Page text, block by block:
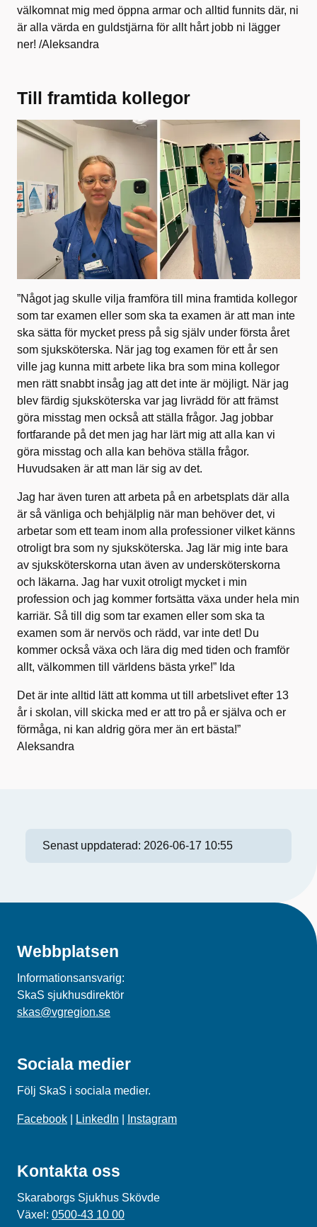
välkomnat mig med öppna armar och alltid funnits där, ni
är alla värda en guldstjärna för allt hårt jobb ni lägger
ner! /Aleksandra
Till framtida kollegor
”Något jag skulle vilja framföra till mina framtida kollegor
som tar examen eller som ska ta examen är att man inte
ska sätta för mycket press på sig själv under första året
som sjuksköterska. När jag tog examen för ett år sen
ville jag kunna mitt arbete lika bra som mina kollegor
men rätt snabbt insåg jag att det inte är möjligt. När jag
blev färdig sjuksköterska var jag livrädd för att främst
göra misstag men också att ställa frågor. Jag jobbar
fortfarande på det men jag har lärt mig att alla kan vi
göra misstag och alla kan behöva ställa frågor.
Huvudsaken är att man lär sig av det.
Jag har även turen att arbeta på en arbetsplats där alla
är så vänliga och behjälplig när man behöver det, vi
arbetar som ett team inom alla professioner vilket känns
otroligt bra som ny sjuksköterska. Jag lär mig inte bara
av sjuksköterskorna utan även av undersköterskorna
och läkarna. Jag har vuxit otroligt mycket i min
profession och jag kommer fortsätta växa under hela min
karriär. Så till dig som tar examen eller som ska ta
examen som är nervös och rädd, var inte det! Du
kommer också växa och lära dig med tiden och framför
allt, välkommen till världens bästa yrke!” Ida
Det är inte alltid lätt att komma ut till arbetslivet efter 13
år i skolan, vill skicka med er att tro på er själva och er
förmåga, ni kan aldrig göra mer än ert bästa!”
Aleksandra
Senast uppdaterad: 2026-06-17 10:55
Webbplatsen
Informationsansvarig:
SkaS sjukhusdirektör
skas@vgregion.se
Sociala medier
Följ SkaS i sociala medier.
Facebook LinkedIn Instagram
Kontakta oss
Skaraborgs Sjukhus Skövde
Växel: 0500-43 10 00